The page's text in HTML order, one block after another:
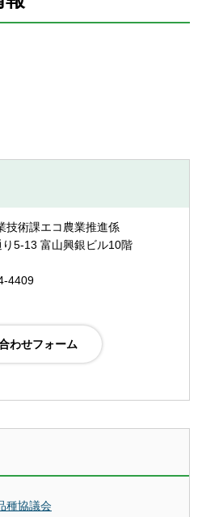
技術課エコ農業推進係
5-13 富山興銀ビル10階
4409
種協議会